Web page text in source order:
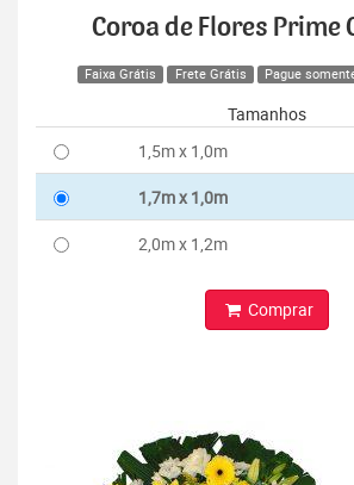
Coroa de Flores Prime
Faixa Grátis Frete Grátis Pague
Tamanhos
1,5m x 1,0m
1,7m x 1,0m
2,0m x 1,2m
Comprar